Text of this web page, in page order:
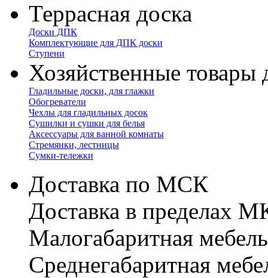
Террасная доска
Доски ДПК
Комплектующие для ДПК доски
Ступени
Хозяйственные товары
Гладильные доски, для глажки
Обогреватели
Чехлы для гладильных досок
Сушилки и сушки для белья
Аксессуары для ванной комнаты
Стремянки, лестницы
Сумки-тележки
Доставка по МСК
Доставка в пределах
Малогабаритная
Cреднегабаритная